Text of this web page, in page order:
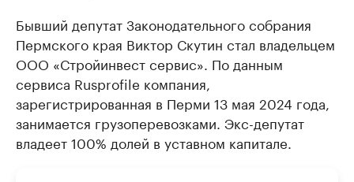
Бывший депутат Законодательного собрания
Пермского края Виктор Скутин стал владельцем
ООО «Стройинвест сервис». По данным
сервиса Rusprofile компания,
зарегистрированная в Перми 13 мая 2024 года,
занимается грузоперевозками. Экс-депутат
владеет 100% долей в уставном капитале.